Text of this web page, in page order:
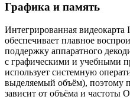
Графика и память
Интегрированная
обеспечивает плавное
поддержку аппаратного
с графическими и учебными
использует системную
выделяемый объём), поэтому
зависит от объёма и частоты